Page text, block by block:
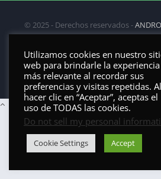
© 2025 - Derechos reservados -
privacidad/Política de Cookies/DMCA/
aplicación
Utilizamos cookies en nuestro
web para brindarle la experiencia
más relevante al recordar sus
preferencias y visitas repetidas. Al
hacer clic en “Aceptar”, aceptas el
uso de TODAS las cookies.
Do not sell my personal
Cookie Settings Accept